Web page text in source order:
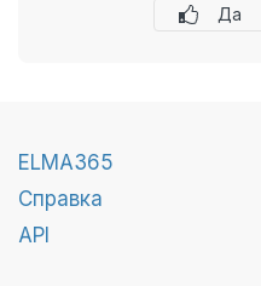
Да
ELMA365
Справка
API